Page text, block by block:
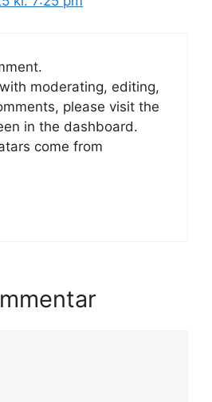
moderating, editing,
please visit the
in the dashboard.
come from